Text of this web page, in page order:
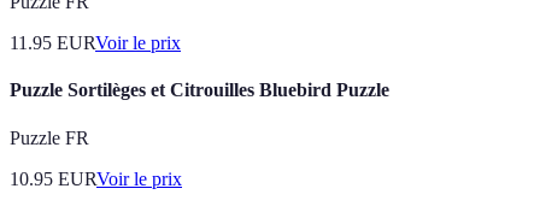
11.95 EURVoir le prix
Puzzle Sortilèges et Citrouilles Bluebird Puzzle
Puzzle FR
10.95 EURVoir le prix